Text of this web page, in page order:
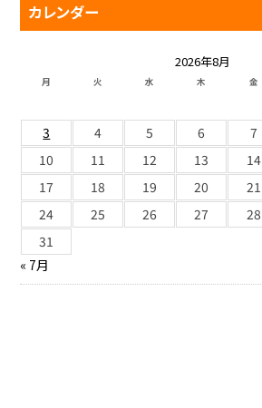
カレンダー
2026年8月
月 火 水 木 金
3
4 5 6 7
10
11 12 13 14
17
18 19 20 21
24
25 26 27 28
31
« 7月